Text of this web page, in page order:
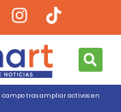
tras ampliar activos en